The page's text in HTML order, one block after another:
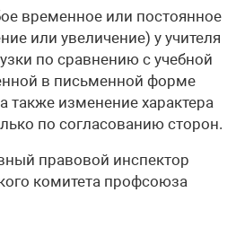
временное или постоянное
или увеличение) у учителя
по сравнению с учебной
в письменной форме
также изменение характера
по согласованию сторон.
правовой инспектор
комитета профсоюза